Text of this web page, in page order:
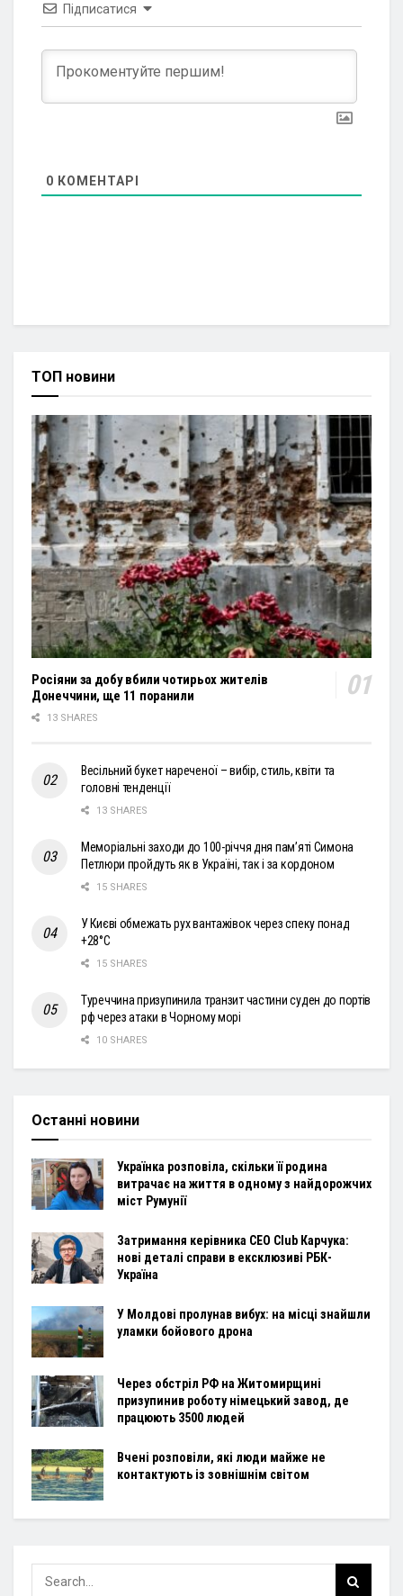
Підписатися
0 КОМЕНТАРІ
ТОП новини
Росіяни за добу вбили чотирьох жителів
Донеччини, ще 11 поранили
13 SHARES
Весільний букет нареченої – вибір, стиль, квіти та
головні тенденції
13 SHARES
Меморіальні заходи до 100-річчя дня пам’яті Симона
Петлюри пройдуть як в Україні, так і за кордоном
15 SHARES
У Києві обмежать рух вантажівок через спеку понад
+28°С
15 SHARES
Туреччина призупинила транзит частини суден до портів
рф через атаки в Чорному морі
10 SHARES
Останні новини
Українка розповіла, скільки її родина
витрачає на життя в одному з найдорожчих
міст Румунії
Затримання керівника CEO Club Карчука:
нові деталі справи в ексклюзиві РБК-
Україна
У Молдові пролунав вибух: на місці знайшли
уламки бойового дрона
Через обстріл РФ на Житомирщині
призупинив роботу німецький завод, де
працюють 3500 людей
Вчені розповіли, які люди майже не
контактують із зовнішнім світом